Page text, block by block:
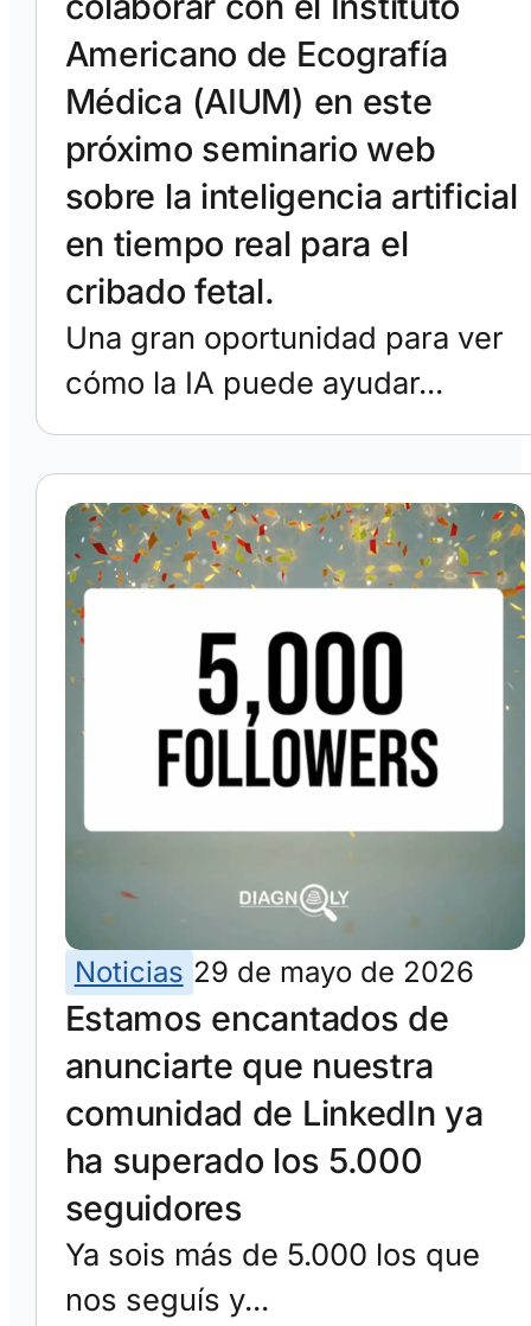
Americano de Ecografía
Médica (AIUM) en este
próximo seminario web
sobre la inteligencia artificial
en tiempo real para el
cribado fetal.
Una gran oportunidad para ver
cómo la IA puede ayudar...
Noticias 29 de mayo de 2026
Estamos encantados de
anunciarte que nuestra
comunidad de LinkedIn ya
ha superado los 5.000
seguidores
Ya sois más de 5.000 los que
nos seguís y...